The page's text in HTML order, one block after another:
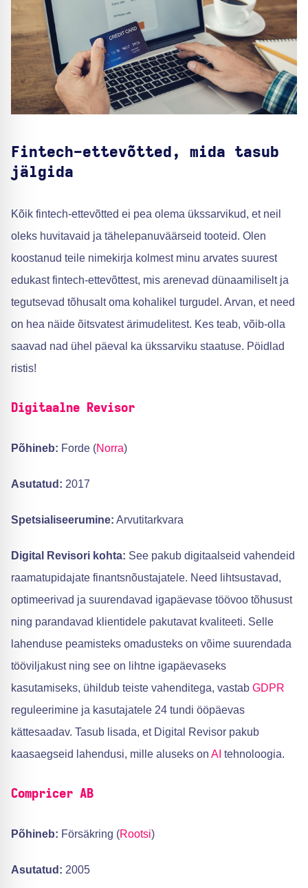
Fintech-ettevõtted, mida tasub
jälgida
Kõik fintech-ettevõtted ei pea olema ükssarvikud, et neil
oleks huvitavaid ja tähelepanuväärseid tooteid. Olen
koostanud teile nimekirja kolmest minu arvates suurest
edukast fintech-ettevõttest, mis arenevad dünaamiliselt ja
tegutsevad tõhusalt oma kohalikel turgudel. Arvan, et need
on hea näide õitsvatest ärimudelitest. Kes teab, võib-olla
saavad nad ühel päeval ka ükssarviku staatuse. Pöidlad
ristis!
Digitaalne Revisor
Põhineb: Forde (Norra)
Asutatud: 2017
Spetsialiseerumine: Arvutitarkvara
Digital Revisori kohta: See pakub digitaalseid vahendeid
raamatupidajate finantsnõustajatele. Need lihtsustavad,
optimeerivad ja suurendavad igapäevase töövoo tõhusust
ning parandavad klientidele pakutavat kvaliteeti. Selle
lahenduse peamisteks omadusteks on võime suurendada
tööviljakust ning see on lihtne igapäevaseks
kasutamiseks, ühildub teiste vahenditega, vastab GDPR
reguleerimine ja kasutajatele 24 tundi ööpäevas
kättesaadav. Tasub lisada, et Digital Revisor pakub
kaasaegseid lahendusi, mille aluseks on AI tehnoloogia.
Compricer AB
Põhineb: Försäkring (Rootsi)
Asutatud: 2005